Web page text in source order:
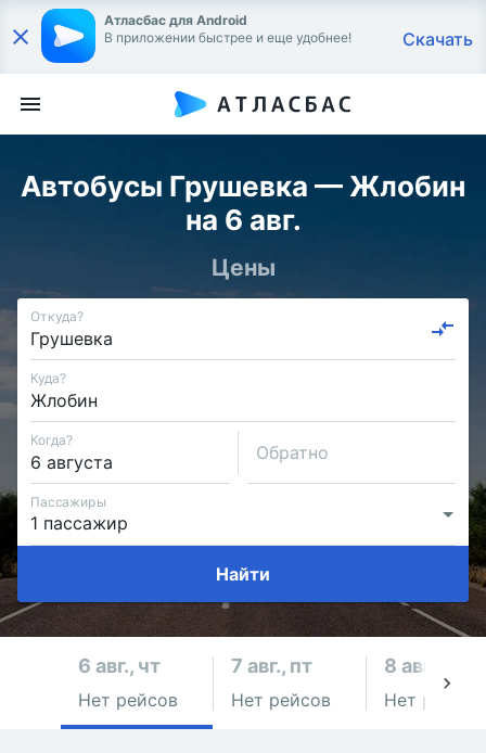
Атласбас для Android
В приложении быстрее и еще удобнее!
Скачать
Автобусы Грушевка — Жлобин
на 6 авг.
Цены
Откуда?
Куда?
Когда?
Обратно
Пассажиры
Найти
6 авг., чт
Нет рейсов
7 авг., пт
Нет рейсов
8 авг., сб
Нет рейсов